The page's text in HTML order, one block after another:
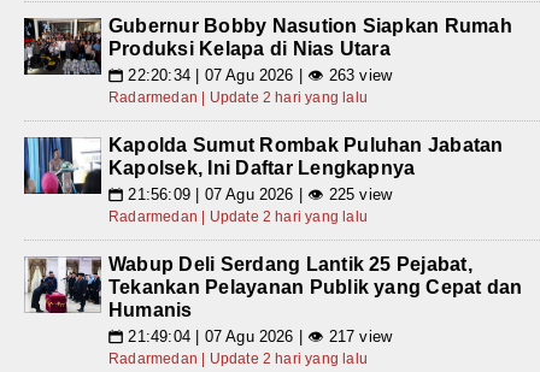
Gubernur Bobby Nasution Siapkan Rumah
Produksi Kelapa di Nias Utara
📅 22:20:34 | 07 Agu 2026 | 👁 263 view
Radarmedan | Update 2 hari yang lalu
Kapolda Sumut Rombak Puluhan Jabatan
Kapolsek, Ini Daftar Lengkapnya
📅 21:56:09 | 07 Agu 2026 | 👁 225 view
Radarmedan | Update 2 hari yang lalu
Wabup Deli Serdang Lantik 25 Pejabat,
Tekankan Pelayanan Publik yang Cepat dan
Humanis
📅 21:49:04 | 07 Agu 2026 | 👁 217 view
Radarmedan | Update 2 hari yang lalu